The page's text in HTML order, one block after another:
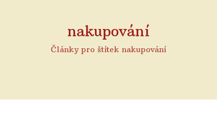
nakupování
Články pro štítek nakupování